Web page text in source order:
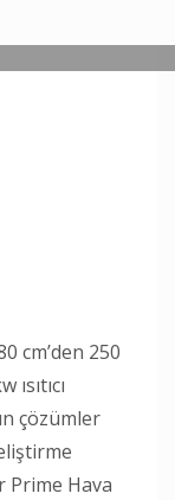
cm’den 250
çözümler
Prime Hava